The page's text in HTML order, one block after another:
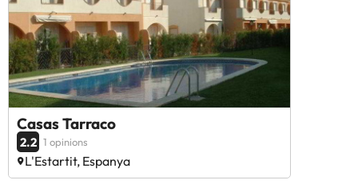
Casas Tarraco
2.2 1 opinions
L'Estartit, Espanya